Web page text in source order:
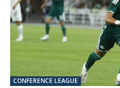
CONFERENCE LEAGUE